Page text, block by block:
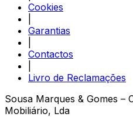
Cookies
Garantias
Contactos
Livro de Reclamações
Sousa Marques & Gomes –
Mobiliário, Lda